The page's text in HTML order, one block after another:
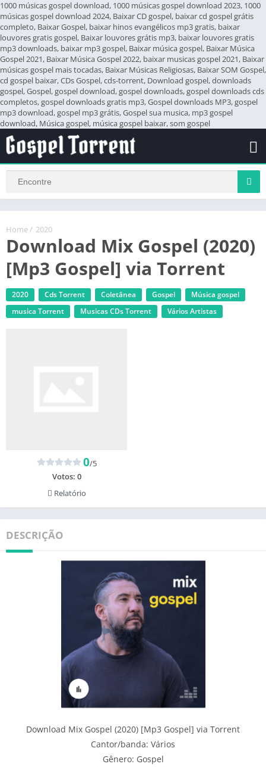
1000 músicas gospel download, 1000 músicas gospel download 2023, 1000
músicas gospel download 2024, Baixar CD gospel, baixar cd gospel grátis
completo, Baixar Gospel, baixar hinos evangélicos mp3 gratis, baixar
louvores gratis gospel, Baixar louvores grátis mp3, baixar louvores gratis
mp3 downloads, baixar mp3 gospel, Baixar música gospel, Baixar Música
Gospel 2021, Baixar Música Gospel 2022, baixar musicas gospel 2021, Baixar
músicas gospel mais tocadas, Baixar Músicas Religiosas, Baixar SOM Gospel,
cd gospel baixar, CDs Gospel, cds-torrent, Download gospel, downloads
gospel, Gospel, gospel download, gospel downloads, gospel downloads cds
completos, gospel downloads gratis mp3, Gospel downloads MP3, gospel
mp3 download, gospel mp3 grátis, Gospel sua musica, mp3 gospel
download, Música gospel, música gospel baixar, som gospel
Home / 2020
Download Mix Gospel (2020)
[Mp3 Gospel] via Torrent
2020 Cds Torrent Coletânea Gospel
Música gospel
musica Torrent
‎Musicas CDs Torrent Vários Artistas
0/5
Votos: 0
Relatório
DESCRIÇÃO
Download Mix Gospel (2020) [Mp3 Gospel] via Torrent
Cantor/banda: Vários
Gênero: Gospel